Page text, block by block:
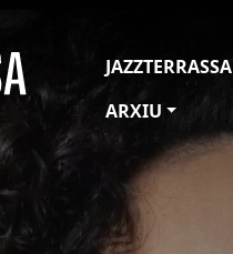
JAZZTERRASSA
ARXIU